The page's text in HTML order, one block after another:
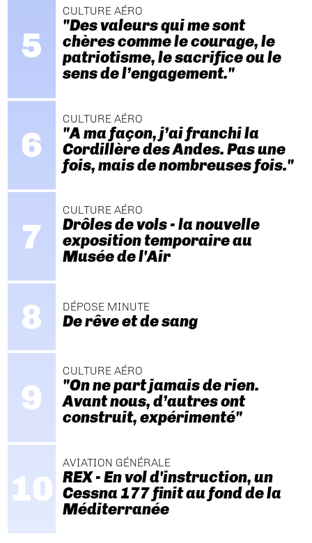
CULTURE AÉRO
"Des valeurs qui me sont
chères comme le courage, le
patriotisme, le sacrifice ou le
sens de l’engagement."
CULTURE AÉRO
"A ma façon, j’ai franchi la
Cordillère des Andes. Pas une
fois, mais de nombreuses fois."
CULTURE AÉRO
Drôles de vols - la nouvelle
exposition temporaire au
Musée de l'Air
DÉPOSE MINUTE
De rêve et de sang
CULTURE AÉRO
"On ne part jamais de rien.
Avant nous, d’autres ont
construit, expérimenté"
AVIATION GÉNÉRALE
REX - En vol d'instruction, un
Cessna 177 finit au fond de la
Méditerranée